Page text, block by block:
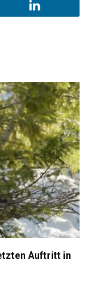
LinkedIn
Auftritt in